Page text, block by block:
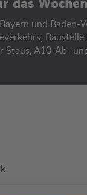
das
und Baden-
Baustelle
Staus, A10-Ab-